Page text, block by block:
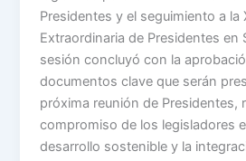
Presidentes y el seguimiento a la
Extraordinaria de Presidentes en
sesión concluyó con la
documentos clave que serán
próxima reunión de Presidentes,
compromiso de los legisladores
desarrollo sostenible y la